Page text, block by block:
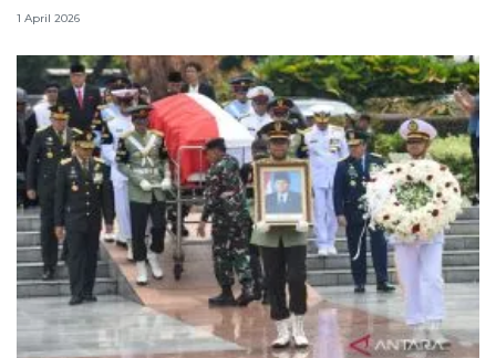
1 April 2026
Politik, dari pemakaman Juwono Sudarsono